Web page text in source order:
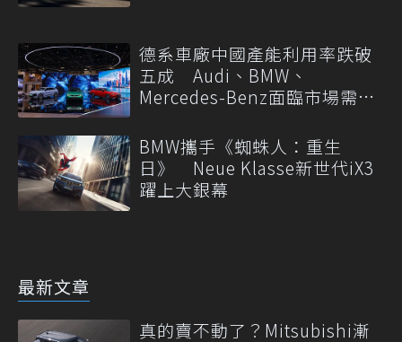
德系車廠中國產能利用率跌破
五成 Audi、BMW、
Mercedes-Benz面臨市場需求
BMW攜手《蜘蛛人：重生
日》 Neue Klasse新世代iX3
躍上大銀幕
最新文章
真的賣不動了？Mitsubishi漸